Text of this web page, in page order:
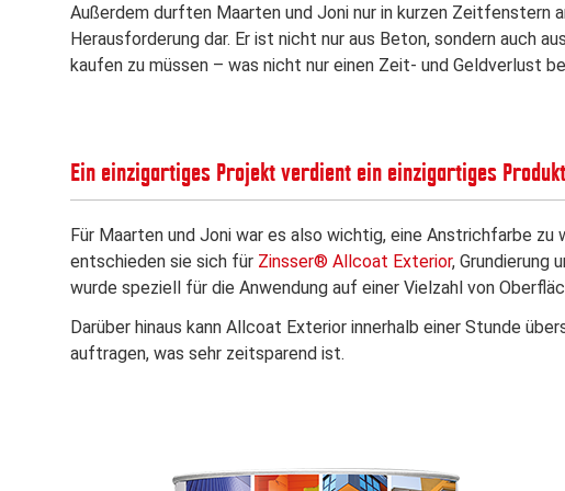
Außerdem durften Maarten und Joni nur in kurzen Zeitfenstern
Herausforderung dar. Er ist nicht nur aus Beton, sondern auch
kaufen zu müssen – was nicht nur einen Zeit- und Geldverlust
Ein einzigartiges Projekt verdient ein einzigartiges Produkt
Für Maarten und Joni war es also wichtig, eine Anstrichfarbe
entschieden sie sich für Zinsser® Allcoat Exterior, Grundierung
wurde speziell für die Anwendung auf einer Vielzahl von
Darüber hinaus kann Allcoat Exterior innerhalb einer Stunde
auftragen, was sehr zeitsparend ist.